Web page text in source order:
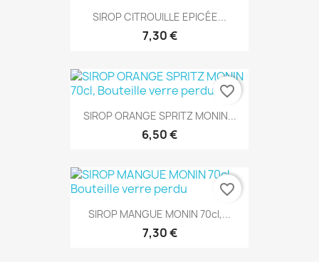
SIROP CITROUILLE EPICÉE...
7,30 €
SIROP ORANGE SPRITZ MONIN...
6,50 €
favorite_border
SIROP MANGUE MONIN 70cl,...
7,30 €
favorite_border